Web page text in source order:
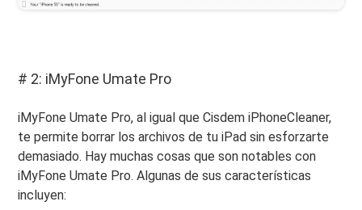
# 2: iMyFone Umate Pro
iMyFone Umate Pro, al igual que Cisdem iPhoneCleaner,
te permite borrar los archivos de tu iPad sin esforzarte
demasiado. Hay muchas cosas que son notables con
iMyFone Umate Pro. Algunas de sus características
incluyen: